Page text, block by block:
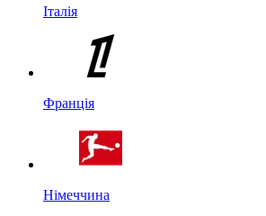
Італія
Франція
Німеччина